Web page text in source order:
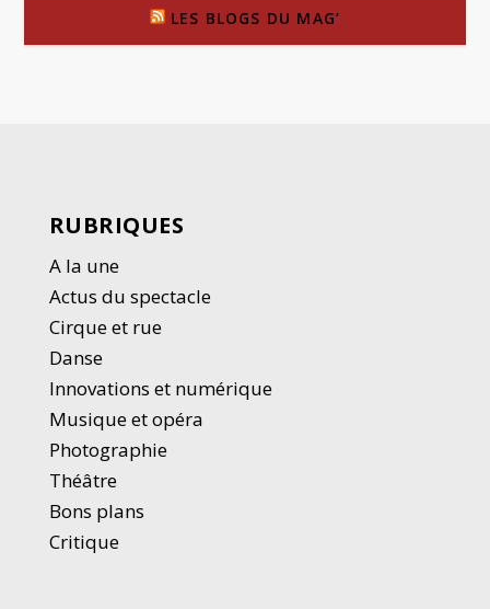
LES BLOGS DU MAG’
RUBRIQUES
A la une
Actus du spectacle
Cirque et rue
Danse
Innovations et numérique
Musique et opéra
Photographie
Théâtre
Bons plans
Critique